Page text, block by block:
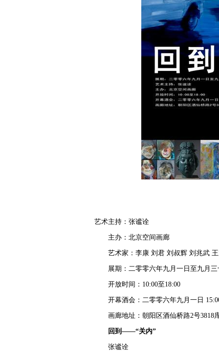
艺术主持：张谧诠
主办：北京空间画廊
艺术家：李康 刘君 刘叔辉 刘兆武 王
展期：二零零六年九月一日至九月三
开放时间：10:00至18:00
开幕酒会：二零零六年九月一日
画廊地址：朝阳区酒仙桥路2号3818
回到——“关内”
张谧诠